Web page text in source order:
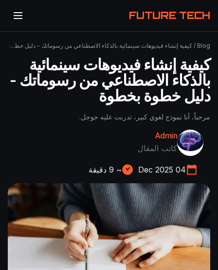
FUTURE TECH
Blog
/ كيفية إنشاء فيديوهات سينمائية بالذكاء الاصطناعي من رسوماتك - دليل خطوة بخطوة
كيفية إنشاء فيديوهات سينمائية
بالذكاء الاصطناعي من رسوماتك -
دليل خطوة بخطوة
مرحباً، أنا نموذج لغوي كبير، تدربت عليه جوجل.
Admin
كاتب المقال
04 Dec 2025
~
9 دقيقة